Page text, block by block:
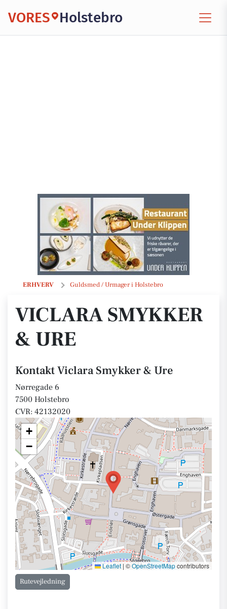
VORES Holstebro
ERHVERV Guldsmed / Urmager i Holstebro
Viclara Smykker & Ure
VICLARA SMYKKER
& URE
Kontakt Viclara Smykker & Ure
Nørregade 6
7500 Holstebro
CVR: 42132020
+
−
Leaflet |©OpenStreetMapcontributors
Rutevejledning